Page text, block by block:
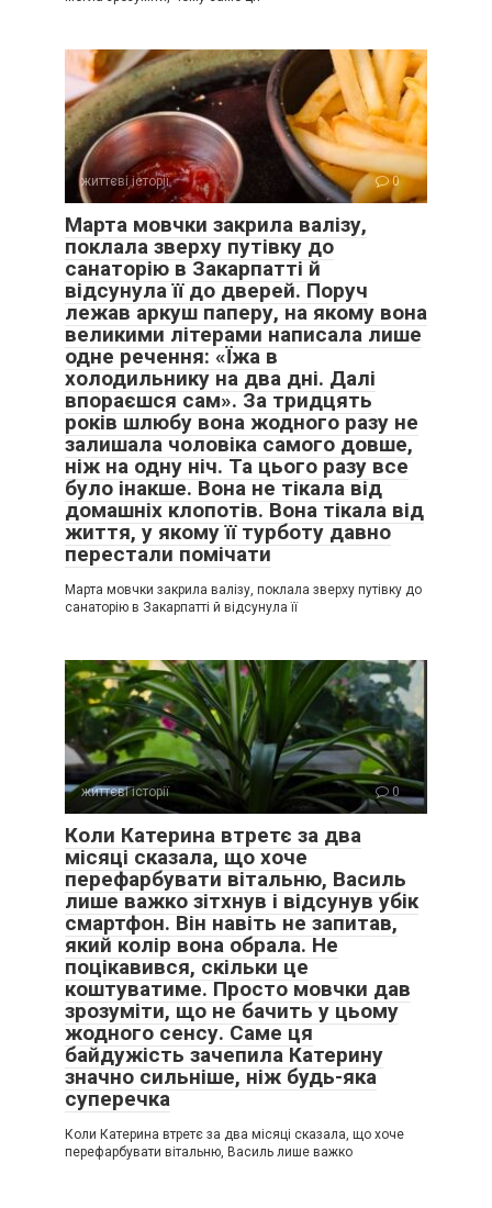
життєві історії 0
Марта мовчки закрила валізу,
поклала зверху путівку до
санаторію в Закарпатті й
відсунула її до дверей. Поруч
лежав аркуш паперу, на якому вона
великими літерами написала лише
одне речення: «Їжа в
холодильнику на два дні. Далі
впораєшся сам». За тридцять
років шлюбу вона жодного разу не
залишала чоловіка самого довше,
ніж на одну ніч. Та цього разу все
було інакше. Вона не тікала від
домашніх клопотів. Вона тікала від
життя, у якому її турботу давно
перестали помічати
Марта мовчки закрила валізу, поклала зверху путівку до
санаторію в Закарпатті й відсунула її
життєві історії 0
Коли Катерина втретє за два
місяці сказала, що хоче
перефарбувати вітальню, Василь
лише важко зітхнув і відсунув убік
смартфон. Він навіть не запитав,
який колір вона обрала. Не
поцікавився, скільки це
коштуватиме. Просто мовчки дав
зрозуміти, що не бачить у цьому
жодного сенсу. Саме ця
байдужість зачепила Катерину
значно сильніше, ніж будь-яка
суперечка
Коли Катерина втретє за два місяці сказала, що хоче
перефарбувати вітальню, Василь лише важко